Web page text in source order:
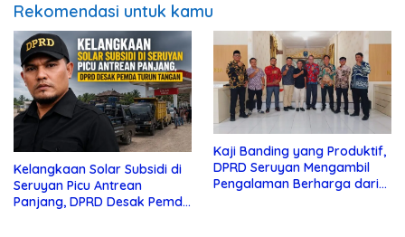
Rekomendasi untuk kamu
Kelangkaan Solar Subsidi di
Seruyan Picu Antrean
Panjang, DPRD Desak Pemda
Kaji Banding yang Produktif,
DPRD Seruyan Mengambil
Pengalaman Berharga dari